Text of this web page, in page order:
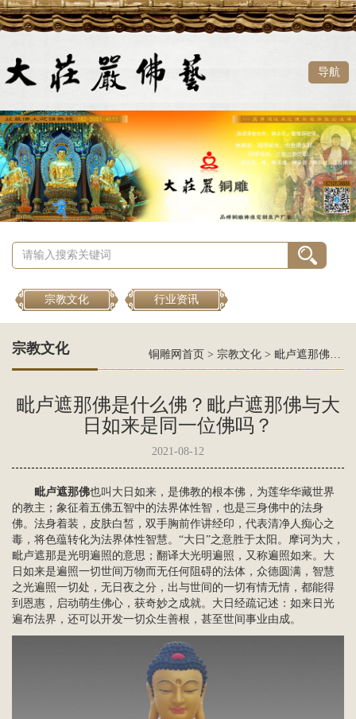
导航
宗教文化 行业资讯
宗教文化 铜雕网首页 > 宗教文化 > 毗卢遮那佛是什么佛？毗卢遮那佛与大日如来是同一位佛吗？
毗卢遮那佛是什么佛？毗卢遮那佛与大
日如来是同一位佛吗？
2021-08-12
毗卢遮那佛也叫 大日如来 ，是佛教的根本佛，为莲华华藏世界
的教主；象征着五佛五智中的法界体性智，也是三身佛中的法身
佛。法身着装，皮肤白皙，双手胸前作讲经印，代表清净人痴心之
毒，将色蕴转化为法界体性智慧。“大日”之意胜于太阳。摩诃为大，
毗卢遮那是光明遍照的意思；翻译大光明遍照，又称遍照如来。大
日如来是遍照一切世间万物而无任何阻碍的法体，众德圆满，智慧
之光遍照一切处，无日夜之分，出与世间的一切有情无情，都能得
到恩惠，启动萌生佛心，获奇妙之成就。大日经疏记述：如来日光
遍布法界，还可以开发一切众生善根，甚至世间事业由成。